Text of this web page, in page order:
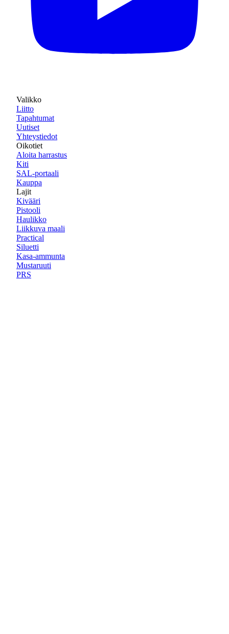
Valikko
Liitto
Tapahtumat
Uutiset
Yhteystiedot
Oikotiet
Aloita harrastus
Kiti
SAL-portaali
Kauppa
Lajit
Kivääri
Pistooli
Haulikko
Liikkuva maali
Practical
Siluetti
Kasa-ammunta
Mustaruuti
PRS